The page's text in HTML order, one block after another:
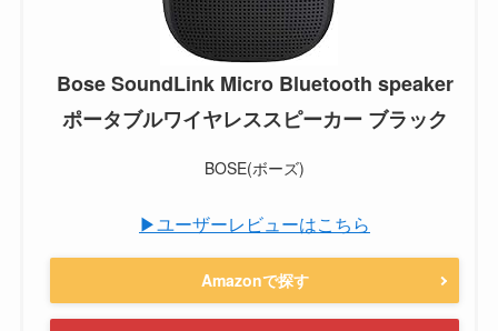
Bose SoundLink Micro Bluetooth speaker
ポータブルワイヤレススピーカー ブラック
BOSE(ボーズ)
▶ユーザーレビューはこちら
Amazonで探す